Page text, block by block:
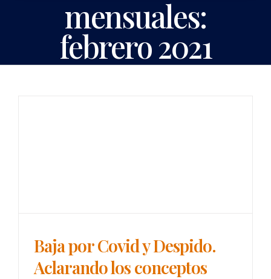
mensuales:
febrero 2021
Baja por Covid y Despido.
Aclarando los conceptos